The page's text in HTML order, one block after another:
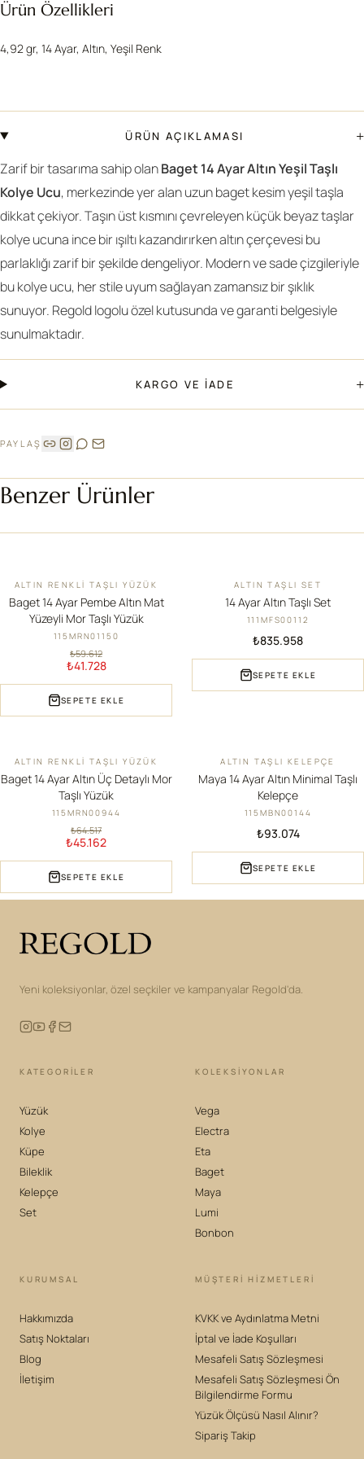
Ürün Özellikleri
4,92 gr, 14 Ayar, Altın, Yeşil Renk
ÜRÜN AÇIKLAMASI +
Zarif bir tasarıma sahip olanBaget 14 Ayar Altın Yeşil Taşlı
Kolye Ucu, merkezinde yer alan uzun baget kesim yeşil taşla
dikkat çekiyor.Taşın üst kısmını çevreleyen küçük beyaz taşlar
kolye ucuna ince bir ışıltı kazandırırken altın çerçevesi bu
parlaklığı zarif bir şekilde dengeliyor. Modern ve sade çizgileriyle
bu kolye ucu, her stile uyum sağlayan zamansız bir şıklık
sunuyor. Regold logolu özel kutusunda ve garanti belgesiyle
sunulmaktadır.
KARGO VE İADE +
PAYLAŞ
Benzer Ürünler
İNDIRIM
ALTIN RENKLI TAŞLI YÜZÜK
Baget 14 Ayar Pembe Altın Mat
Yüzeyli Mor Taşlı Yüzük
115MRN01150
₺59.612
₺41.728
SEPETE EKLE
ALTIN TAŞLI SET
14 Ayar Altın Taşlı Set
111MFS00112
₺835.958
SEPETE EKLE
İNDIRIM
ALTIN RENKLI TAŞLI YÜZÜK
Baget 14 Ayar Altın Üç Detaylı Mor
Taşlı Yüzük
115MRN00944
₺64.517
₺45.162
SEPETE EKLE
YENI
ALTIN TAŞLI KELEPÇE
Maya 14 Ayar Altın Minimal Taşlı
Kelepçe
115MBN00144
₺93.074
SEPETE EKLE
Yeni koleksiyonlar, özel seçkiler ve kampanyalar Regold'da.
KATEGORILER
Yüzük
Kolye
Küpe
Bileklik
Kelepçe
Set
KOLEKSIYONLAR
Vega
Electra
Eta
Baget
Maya
Lumi
Bonbon
KURUMSAL
Hakkımızda
Satış Noktaları
Blog
İletişim
MÜŞTERİ HİZMETLERİ
KVKK ve Aydınlatma Metni
İptal ve İade Koşulları
Mesafeli Satış Sözleşmesi
Mesafeli Satış Sözleşmesi Ön
Bilgilendirme Formu
Yüzük Ölçüsü Nasıl Alınır?
Sipariş Takip